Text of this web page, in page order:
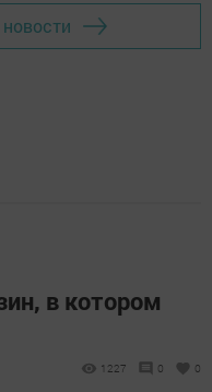
в котором
1227 0 0